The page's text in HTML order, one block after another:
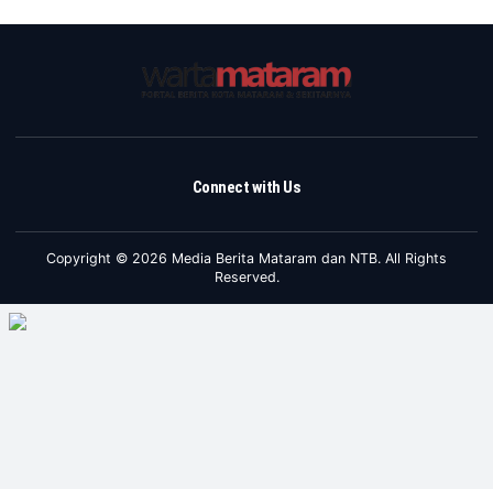
Connect with Us
Copyright © 2026 Media Berita Mataram dan NTB. All Rights
Reserved.